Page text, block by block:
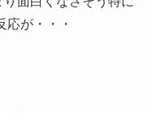
応が・・・